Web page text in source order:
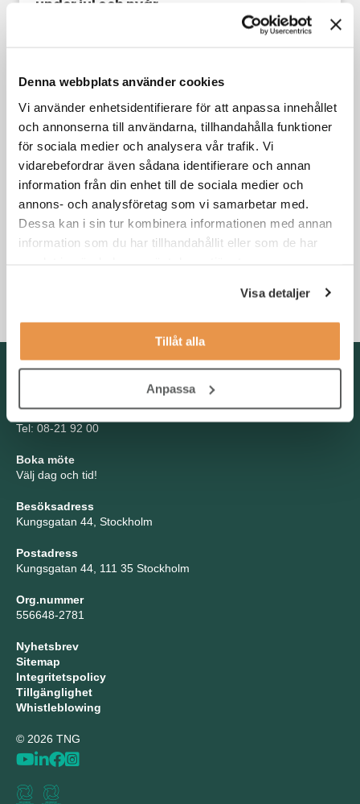
Denna webbplats använder cookies
Vi använder enhetsidentifierare för att anpassa innehållet
och annonserna till användarna, tillhandahålla funktioner
för sociala medier och analysera vår trafik. Vi
vidarebefordrar även sådana identifierare och annan
information från din enhet till de sociala medier och
annons- och analysföretag som vi samarbetar med.
Dessa kan i sin tur kombinera informationen med annan
information som du har tillhandahållit eller som de har
Visa detaljer
Tillåt alla
Anpassa
under jul och nyår
3 skäl till att byta jobb i kristider
Kontakta oss
info@tng.se
Tel: 08-21 92 00
Boka möte
Välj dag och tid!
Besöksadress
Kungsgatan 44, Stockholm
Postadress
Kungsgatan 44, 111 35 Stockholm
Org.nummer
556648-2781
Nyhetsbrev
Sitemap
Integritetspolicy
Tillgänglighet
Whistleblowing
© 2026 TNG